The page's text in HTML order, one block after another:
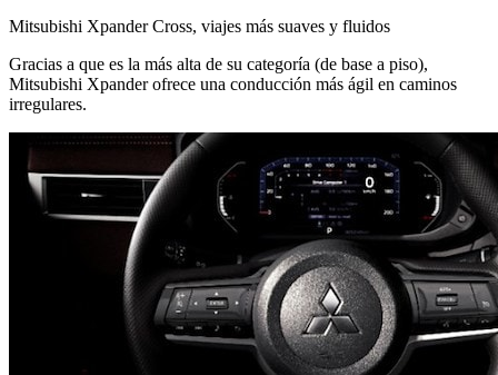
Mitsubishi Xpander Cross, viajes más suaves y fluidos
Gracias a que es la más alta de su categoría (de base a piso),
Mitsubishi Xpander ofrece una conducción más ágil en caminos
irregulares.